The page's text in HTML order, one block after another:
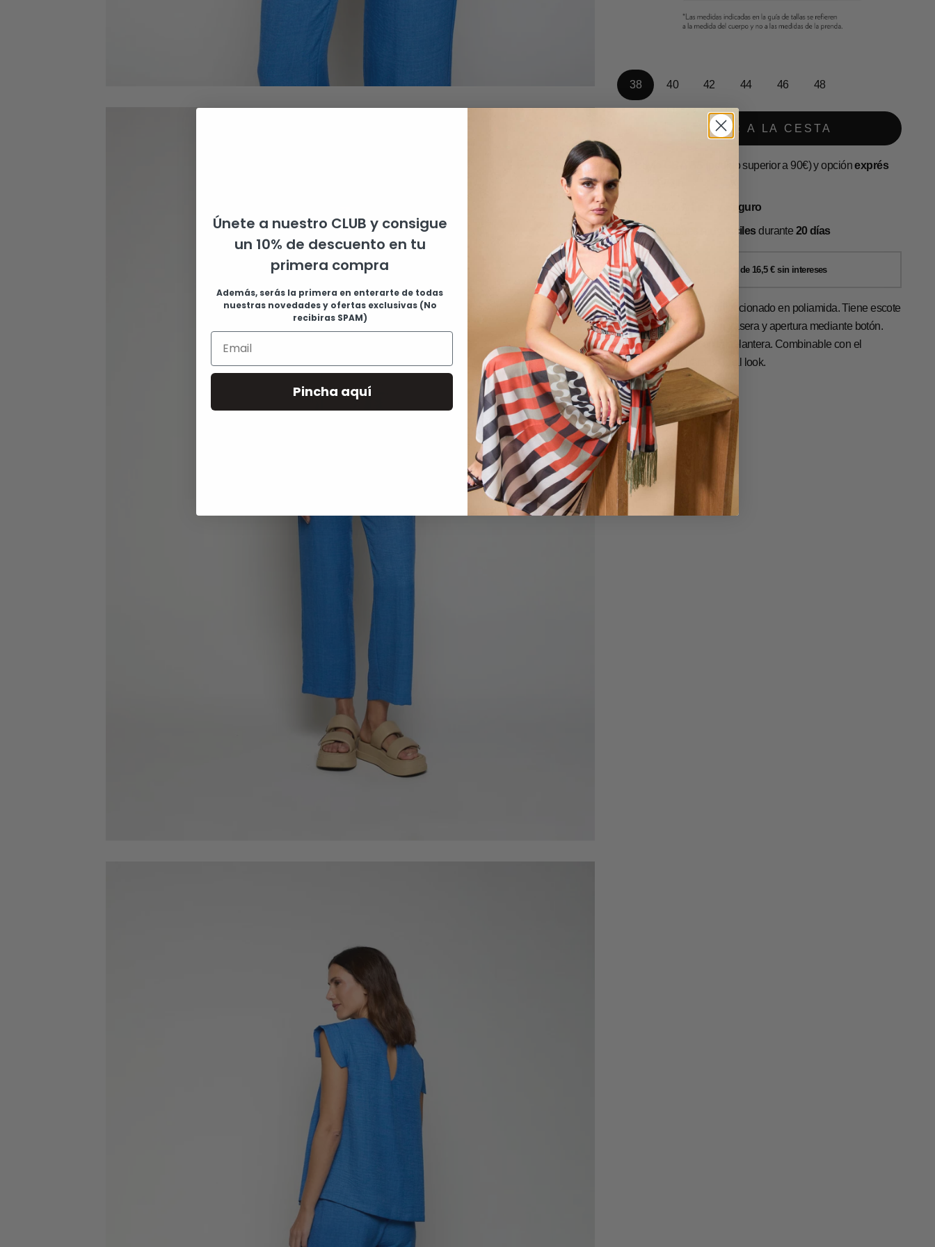
38 40 42 44 46 48
AÑADIR A LA CESTA
(pedido superior a 90€) y opciónexprés
Fácil y Seguro
Devoluciones
muy fáciles durante 20 días
Blusón manga mini confeccionado en poliamida. Tiene escote
a la caja con lagrima en trasera y apertura mediante botón.
Detalle de volante en la delantera. Combinable con el
Pantalón Dion para un total look.
Guia de Tallas
Detalles y cuidados
Ref: 36P809-PC
Únete a nuestro CLUB y consigue
un 10% de descuento en tu
primera compra
Además, serás la primera en enterarte de todas
nuestras novedades y ofertas exclusivas (No
recibiras SPAM)
Pincha aquí